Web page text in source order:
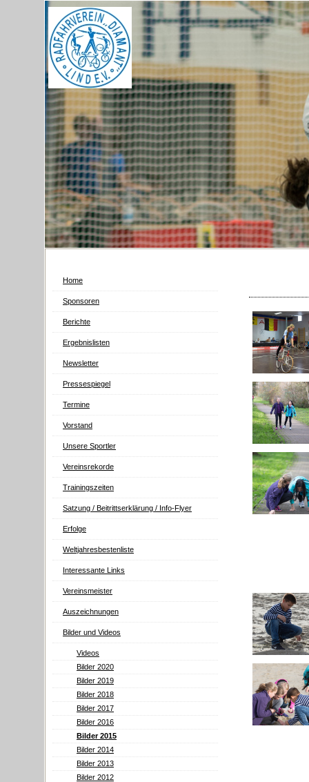
Home
Sponsoren
Berichte
Ergebnislisten
Newsletter
Pressespiegel
Termine
Vorstand
Unsere Sportler
Vereinsrekorde
Trainingszeiten
Satzung / Beitrittserklärung / Info-Flyer
Erfolge
Weltjahresbestenliste
Interessante Links
Vereinsmeister
Auszeichnungen
Bilder und Videos
Videos
Bilder 2020
Bilder 2019
Bilder 2018
Bilder 2017
Bilder 2016
Bilder 2015
Bilder 2014
Bilder 2013
Bilder 2012